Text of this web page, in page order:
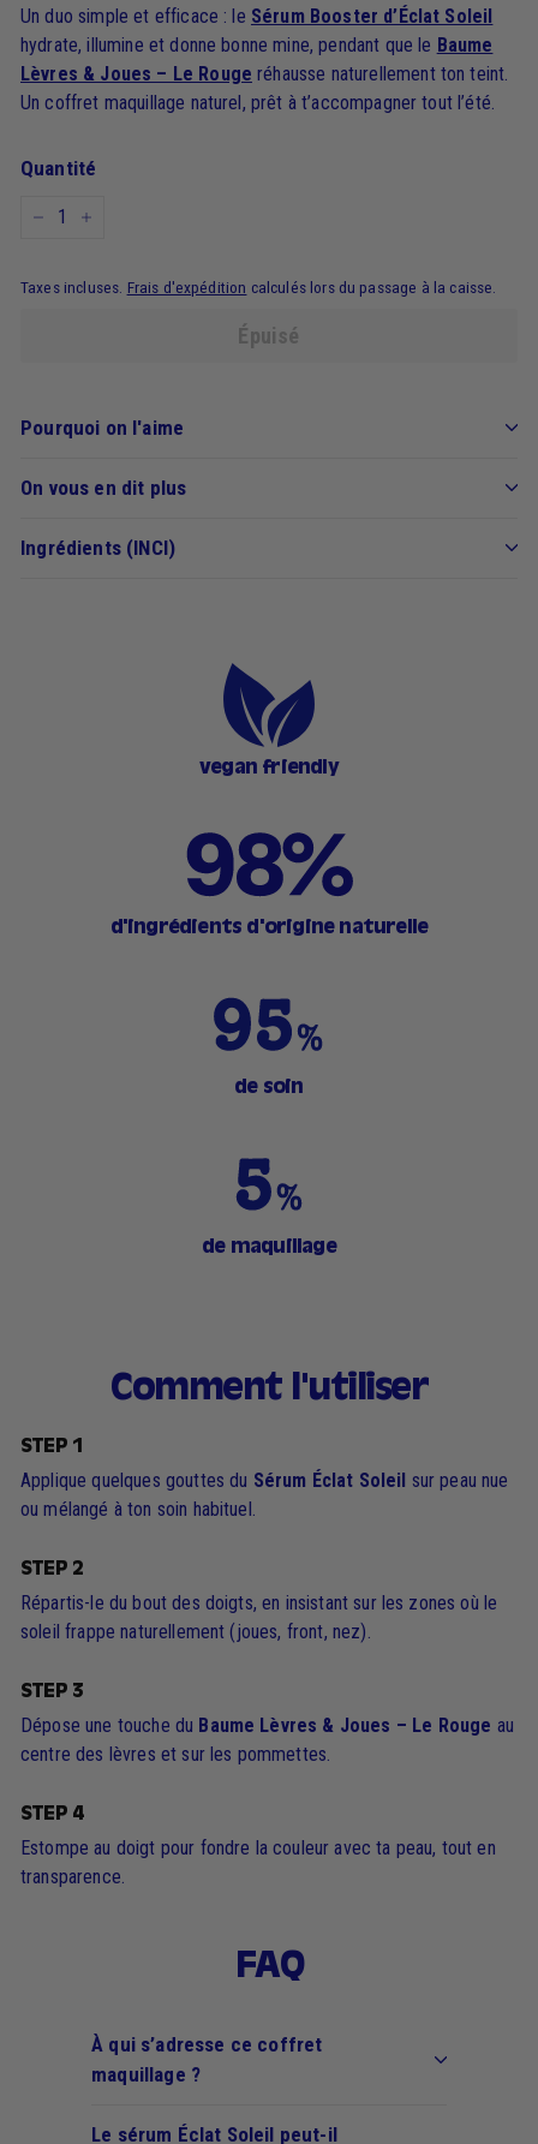
Un duo simple et efficace : le Sérum Booster d’Éclat Soleil
hydrate, illumine et donne bonne mine, pendant que le Baume
Lèvres & Joues – Le Rouge réhausse naturellement ton teint.
Un coffret maquillage naturel, prêt à t’accompagner tout l’été.
Quantité
Taxes incluses. Frais d'expédition calculés lors du passage à la caisse.
Épuisé
Pourquoi on l'aime
On vous en dit plus
Ingrédients (INCI)
vegan friendly
d'ingrédients d'origine naturelle
de soin
de maquillage
Comment l'utiliser
STEP 1
Applique quelques gouttes du Sérum Éclat Soleil sur peau nue
ou mélangé à ton soin habituel.
STEP 2
Répartis-le du bout des doigts, en insistant sur les zones où le
soleil frappe naturellement (joues, front, nez).
STEP 3
Dépose une touche du Baume Lèvres & Joues – Le Rouge au
centre des lèvres et sur les pommettes.
STEP 4
Estompe au doigt pour fondre la couleur avec ta peau, tout en
transparence.
FAQ
À qui s’adresse ce coffret
maquillage ?
Le sérum Éclat Soleil peut-il